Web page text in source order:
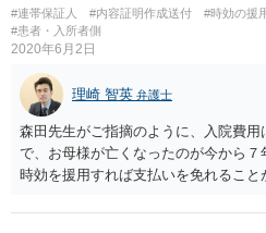
#連帯保証人 #内容証明作成送付 #時効の援
#患者・入所者側
2020年6月2日
理崎 智英 弁護士
森田先生がご指摘のように、入院費
で、お母様が亡くなったのが今から７
時効を援用すれば支払いを免れるこ
容証明郵便を送るようにしてください